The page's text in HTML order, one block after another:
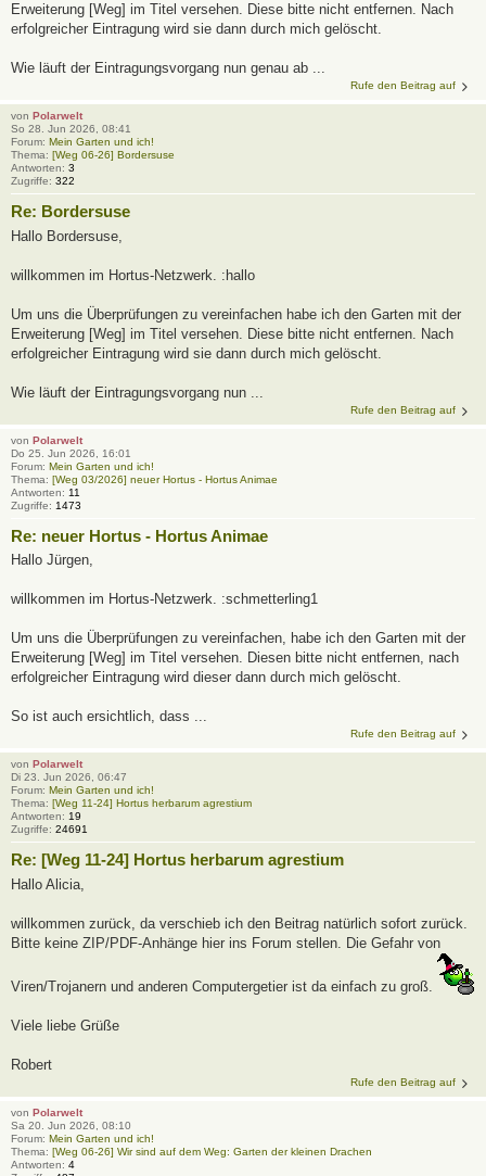
Erweiterung [Weg] im Titel versehen. Diese bitte nicht entfernen. Nach
erfolgreicher Eintragung wird sie dann durch mich gelöscht.
Wie läuft der Eintragungsvorgang nun genau ab ...
Rufe den Beitrag auf
von Polarwelt
So 28. Jun 2026, 08:41
Forum: Mein Garten und ich!
Thema: [Weg 06-26] Bordersuse
Antworten: 3
Zugriffe: 322
Re: Bordersuse
Hallo Bordersuse,
willkommen im Hortus-Netzwerk. :hallo
Um uns die Überprüfungen zu vereinfachen habe ich den Garten mit der
Erweiterung [Weg] im Titel versehen. Diese bitte nicht entfernen. Nach
erfolgreicher Eintragung wird sie dann durch mich gelöscht.
Wie läuft der Eintragungsvorgang nun ...
Rufe den Beitrag auf
von Polarwelt
Do 25. Jun 2026, 16:01
Forum: Mein Garten und ich!
Thema: [Weg 03/2026] neuer Hortus - Hortus Animae
Antworten: 11
Zugriffe: 1473
Re: neuer Hortus - Hortus Animae
Hallo Jürgen,
willkommen im Hortus-Netzwerk. :schmetterling1
Um uns die Überprüfungen zu vereinfachen, habe ich den Garten mit der
Erweiterung [Weg] im Titel versehen. Diesen bitte nicht entfernen, nach
erfolgreicher Eintragung wird dieser dann durch mich gelöscht.
So ist auch ersichtlich, dass ...
Rufe den Beitrag auf
von Polarwelt
Di 23. Jun 2026, 06:47
Forum: Mein Garten und ich!
Thema: [Weg 11-24] Hortus herbarum agrestium
Antworten: 19
Zugriffe: 24691
Re: [Weg 11-24] Hortus herbarum agrestium
Hallo Alicia,
willkommen zurück, da verschieb ich den Beitrag natürlich sofort zurück.
Bitte keine ZIP/PDF-Anhänge hier ins Forum stellen. Die Gefahr von
Viren/Trojanern und anderen Computergetier ist da einfach zu groß.
Viele liebe Grüße
Robert
Rufe den Beitrag auf
von Polarwelt
Sa 20. Jun 2026, 08:10
Forum: Mein Garten und ich!
Thema: [Weg 06-26] Wir sind auf dem Weg: Garten der kleinen Drachen
Antworten: 4